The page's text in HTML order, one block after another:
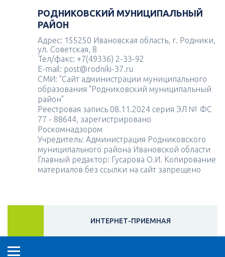
РОДНИКОВСКИЙ МУНИЦИПАЛЬНЫЙ
РАЙОН
Адрес: 155250 Ивановская область, г. Родники,
ул. Советская, 8
Тел/факс: +7(49336) 2-33-92
E-mail: post@rodniki-37.ru
СМИ: "Сайт администрации муниципального
образования "Родниковский муниципальный
район"
Реестровая запись 08.11.2024 серия ЭЛ № ФС
77 - 88644, зарегистрировано
Роскомнадзором
Учредитель: Администрация Родниковского
муниципального района Ивановской области
Главный редактор: Гусарова О.И. Копирование
материалов без ссылки на сайт запрещено
ИНТЕРНЕТ-ПРИЕМНАЯ